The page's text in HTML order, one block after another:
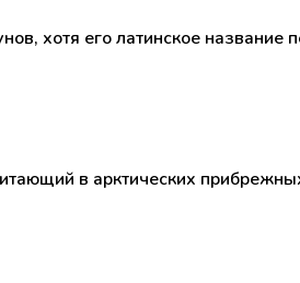
хотя его латинское название
в арктических